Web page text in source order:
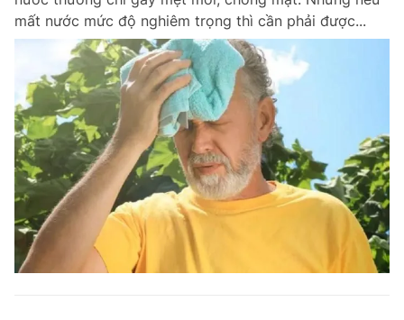
mất nước mức độ nghiêm trọng thì cần phải được...